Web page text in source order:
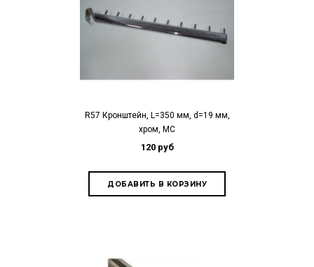
R57 Кронштейн, L=350 мм, d=19 мм,
хром, МС
120 руб